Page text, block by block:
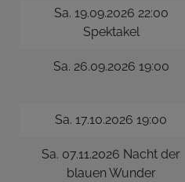
Sa. 19.09.2026 22:00
Spektakel
Sa. 26.09.2026 19:00
Sa. 17.10.2026 19:00
Sa. 07.11.2026 Nacht der
blauen Wunder